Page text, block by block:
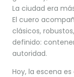
La ciudad era
El cuero
clásicos,
definido:
autoridad.
Hoy, la escena